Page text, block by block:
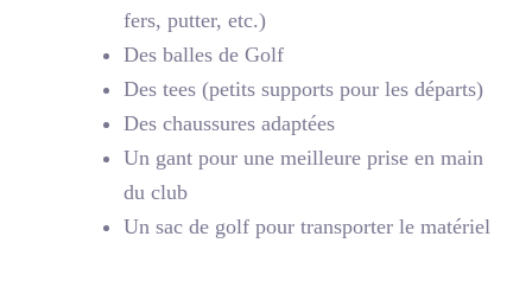
fers, putter, etc.)
Des balles de Golf
Des tees (petits supports pour les départs)
Des chaussures adaptées
Un gant pour une meilleure prise en main
du club
Un sac de golf pour transporter le matériel